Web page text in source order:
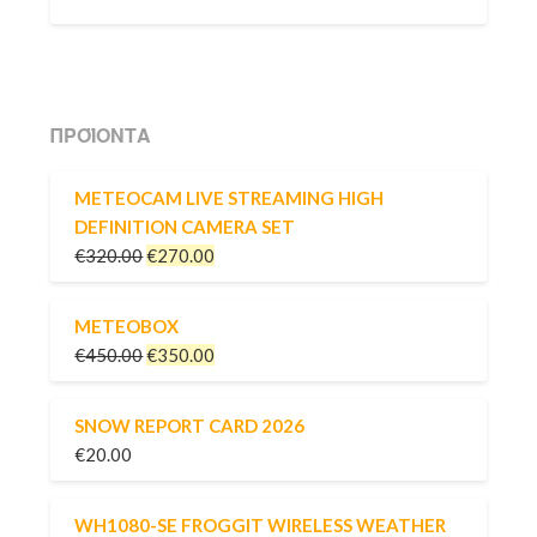
ΠΡΟΪΌΝΤΑ
METEOCAM LIVE STREAMING HIGH
DEFINITION CAMERA SET
€320.00€270.00
METEOBOX
€450.00€350.00
SNOW REPORT CARD 2026
€20.00
WH1080-SE FROGGIT WIRELESS WEATHER